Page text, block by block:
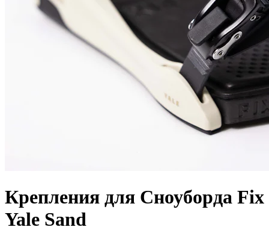
Крепления для Сноуборда Fix
Yale Sand